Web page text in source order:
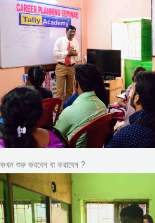
কখন শুরু করবেন বা করাবেন ?